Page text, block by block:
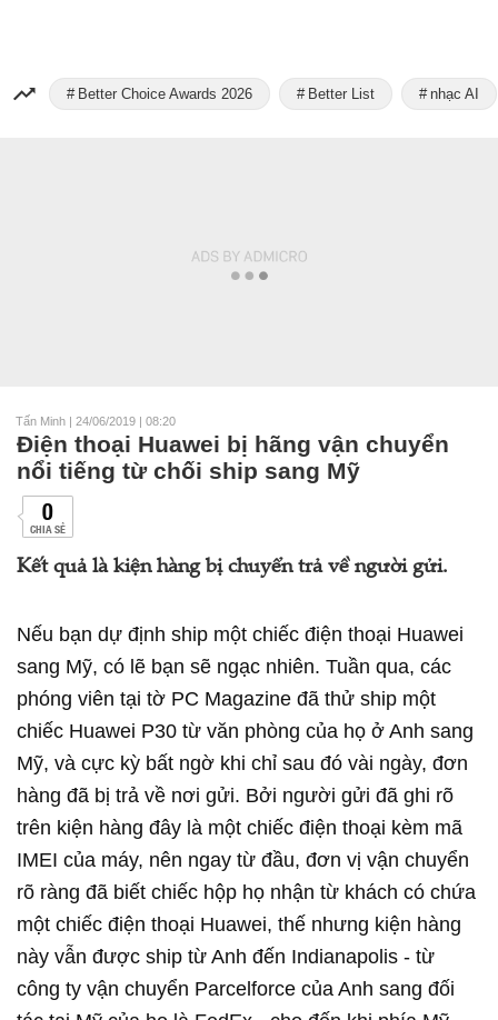
Better Choice Awards 2026 Better List nhạc AI
Tấn Minh | 24/06/2019 | 08:20
Điện thoại Huawei bị hãng vận chuyển
nổi tiếng từ chối ship sang Mỹ
0
CHIA SẺ
Kết quả là kiện hàng bị chuyển trả về người gửi.
Nếu bạn dự định ship một chiếc điện thoại Huawei
sang Mỹ, có lẽ bạn sẽ ngạc nhiên. Tuần qua, các
phóng viên tại tờ PC Magazine đã thử ship một
chiếc Huawei P30 từ văn phòng của họ ở Anh sang
Mỹ, và cực kỳ bất ngờ khi chỉ sau đó vài ngày, đơn
hàng đã bị trả về nơi gửi. Bởi người gửi đã ghi rõ
trên kiện hàng đây là một chiếc điện thoại kèm mã
IMEI của máy, nên ngay từ đầu, đơn vị vận chuyển
rõ ràng đã biết chiếc hộp họ nhận từ khách có chứa
một chiếc điện thoại Huawei, thế nhưng kiện hàng
này vẫn được ship từ Anh đến Indianapolis - từ
công ty vận chuyển Parcelforce của Anh sang đối